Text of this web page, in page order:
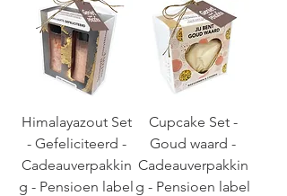
Himalayazout Set
- Gefeliciteerd -
Cadeauverpakkin
g - Pensioen label
Cupcake Set -
Goud waard -
Cadeauverpakkin
g - Pensioen label